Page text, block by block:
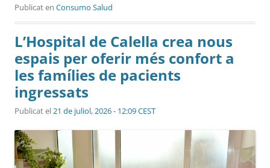
Publicat en Consumo Salud
L’Hospital de Calella crea nous
espais per oferir més confort a
les famílies de pacients
ingressats
Publicat el21 de juliol, 2026 - 12:09 CEST